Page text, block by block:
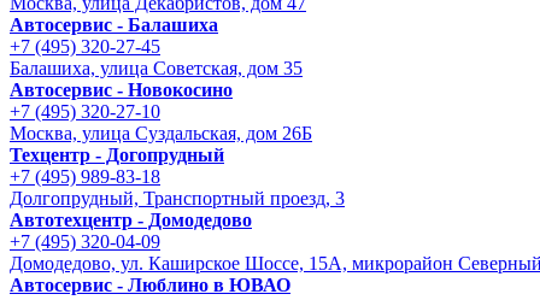
Автосервис - Балашиха
+7 (495) 320-27-45
Балашиха, улица Советская, дом 35
Автосервис - Новокосино
+7 (495) 320-27-10
Москва, улица Суздальская, дом 26Б
Техцентр - Догопрудный
+7 (495) 989-83-18
Долгопрудный, Транспортный проезд, 3
Автотехцентр - Домодедово
+7 (495) 320-04-09
Домодедово, ул. Каширское Шоссе, 15А, микрорайон
Автосервис - Люблино в ЮВАО